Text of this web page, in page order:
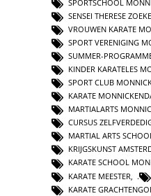
SPORTSCHOOL
SENSEI THERESE
VROUWEN KARATE
SPORT VERENIGING
SUMMER-
KINDER KARATELES
SPORT CLUB
KARATE
MARTIALARTS
CURSUS
MARTIAL ARTS
KRIJGSKUNST
KARATE SCHOOL
KARATE MEESTER
KARATE